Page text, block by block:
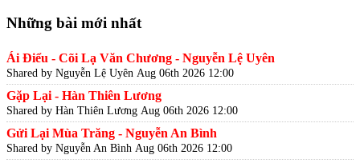
Những bài mới nhất
Ái Điểu - Cõi Lạ Văn Chương - Nguyễn Lệ Uyên
Shared by Nguyễn Lệ Uyên Aug 06th 2026 12:00
Gặp Lại - Hàn Thiên Lương
Shared by Hàn Thiên Lương Aug 06th 2026 12:00
Gửi Lại Mùa Trăng - Nguyễn An Bình
Shared by Nguyễn An Bình Aug 06th 2026 12:00